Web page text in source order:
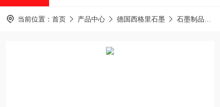
当前位置： 首页 产品中心 德国西格里石墨 石墨制品